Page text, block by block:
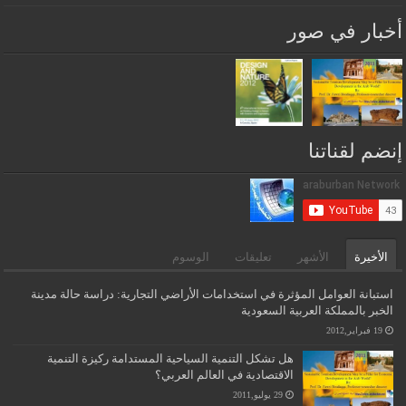
أخبار في صور
إنضم لقناتنا
الأخيرة الأشهر تعليقات الوسوم
استبانة العوامل المؤثرة في استخدامات الأراضي التجارية: دراسة حالة مدينة
الخبر بالمملكة العربية السعودية
19 فبراير,2012
هل تشكل التنمية السياحية المستدامة ركيزة التنمية
الاقتصادية في العالم العربي؟
29 يوليو,2011